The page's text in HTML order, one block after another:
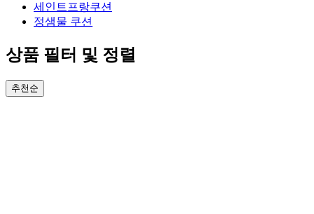
세인트프랑쿠션
정샘물 쿠션
상품 필터 및 정렬
추천순